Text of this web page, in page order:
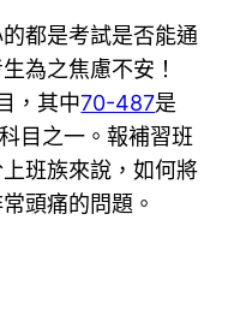
都是考試是否能通
為之焦慮不安！
，其中70-487是
目之一。報補習班
班族來說，如何將
頭痛的問題。